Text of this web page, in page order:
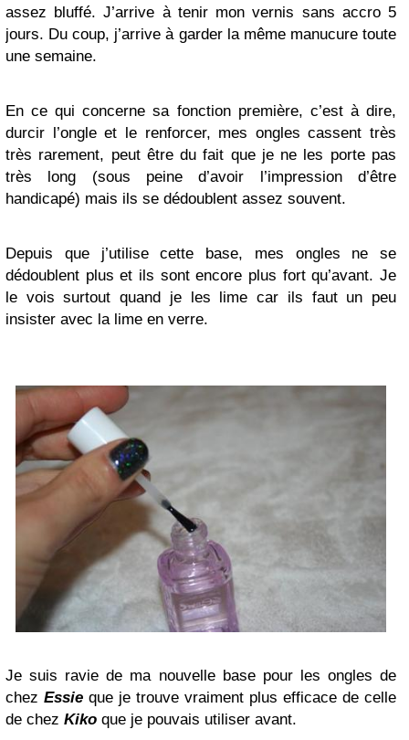
assez bluffé. J’arrive à tenir mon vernis sans accro 5
jours. Du coup, j’arrive à garder la même manucure toute
une semaine.
En ce qui concerne sa fonction première, c’est à dire,
durcir l’ongle et le renforcer, mes ongles cassent très
très rarement, peut être du fait que je ne les porte pas
très long (sous peine d’avoir l’impression d’être
handicapé) mais ils se dédoublent assez souvent.
Depuis que j’utilise cette base, mes ongles ne se
dédoublent plus et ils sont encore plus fort qu’avant. Je
le vois surtout quand je les lime car ils faut un peu
insister avec la lime en verre.
Je suis ravie de ma nouvelle base pour les ongles de
chez Essie que je trouve vraiment plus efficace de celle
de chez Kiko que je pouvais utiliser avant.